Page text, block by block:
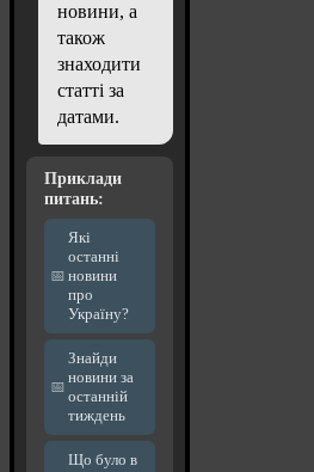
новини, а
також
знаходити
статті за
датами.
Приклади
питань:
Які
останні
новини
про
Україну?
Знайди
новини за
останній
тиждень
Що було в